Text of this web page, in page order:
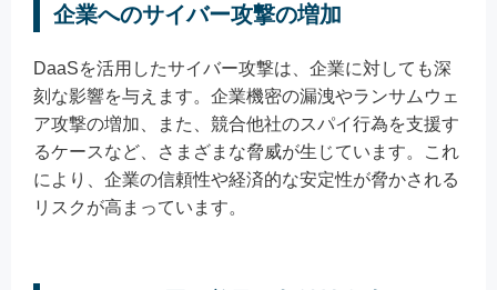
企業へのサイバー攻撃の増加
DaaSを活用したサイバー攻撃は、企業に対しても深
刻な影響を与えます。企業機密の漏洩やランサムウェ
ア攻撃の増加、また、競合他社のスパイ行為を支援す
るケースなど、さまざまな脅威が生じています。これ
により、企業の信頼性や経済的な安定性が脅かされる
リスクが高まっています。